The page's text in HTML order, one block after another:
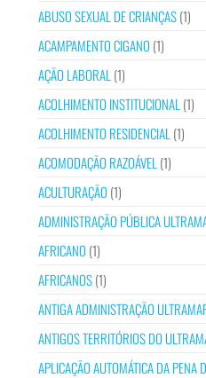
ABUSO SEXUAL DE CRIANÇAS(1)
ACAMPAMENTO CIGANO (1)
AÇÃO LABORAL (1)
ACOLHIMENTO INSTITUCIONAL (1)
ACOLHIMENTO RESIDENCIAL (1)
ACOMODAÇÃO RAZOÁVEL (1)
ACULTURAÇÃO (1)
ADMINISTRAÇÃO PÚBLICA
AFRICANO (1)
AFRICANOS(1)
ANTIGA ADMINISTRAÇÃO
ANTIGOS TERRITÓRIOS DO
APLICAÇÃO AUTOMÁTICA DA PENA